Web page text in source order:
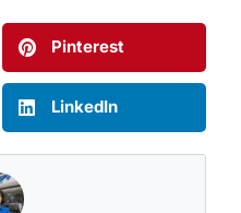
Pinterest
LinkedIn